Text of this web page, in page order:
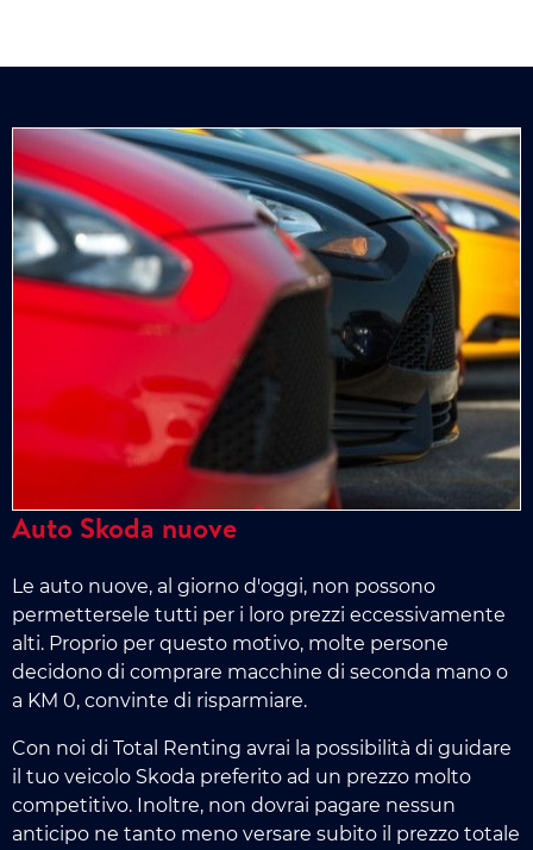
Auto Skoda nuove
Le auto nuove, al giorno d'oggi, non possono
permettersele tutti per i loro prezzi eccessivamente
alti. Proprio per questo motivo, molte persone
decidono di comprare macchine di seconda mano o
a KM 0, convinte di risparmiare.
Con noi di Total Renting avrai la possibilità di guidare
il tuo veicolo Skoda preferito ad un prezzo molto
competitivo. Inoltre, non dovrai pagare nessun
anticipo ne tanto meno versare subito il prezzo totale